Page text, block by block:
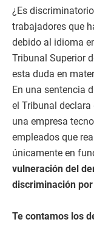
¿Es
trabajadores que
debido al idioma
Tribunal Superior
esta duda en
En una sentencia
el Tribunal
una empresa
empleados que
únicamente en
vulneración del
discriminación
Te contamos los